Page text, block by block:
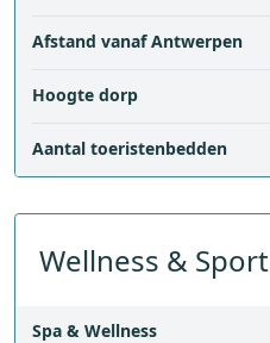
Afstand vanaf Antwerpen
Hoogte dorp
Aantal toeristenbedden
Wellness & Sport
Spa & Wellness